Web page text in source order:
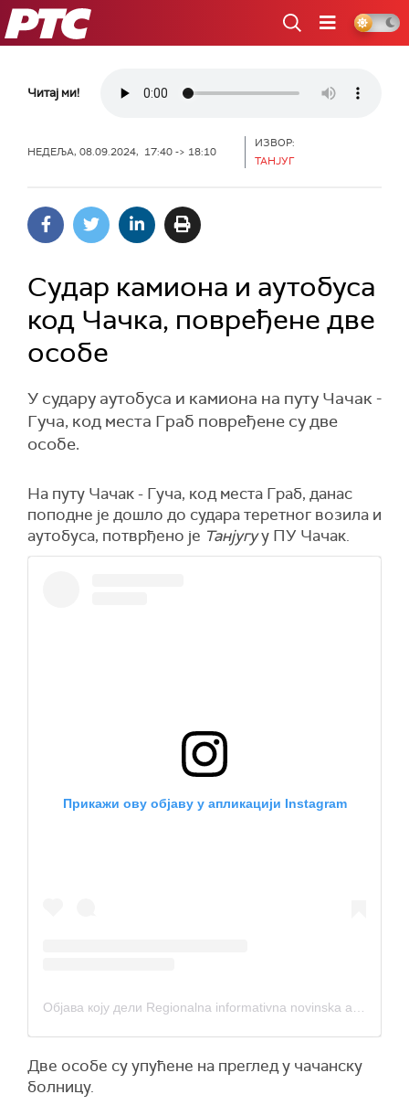
РТС
Читај ми!
НЕДЕЉА, 08.09.2024, 17:40 -> 18:10
ИЗВОР:
ТАНЈУГ
Судар камиона и аутобуса
код Чачка, повређене две
особе
У судару аутобуса и камиона на путу Чачак -
Гуча, код места Граб повређене су две
особе.
На путу Чачак - Гуча, код места Граб, данас
поподне је дошло до судара теретног возила и
аутобуса, потврђено је Танјугуу ПУ Чачак.
Прикажи ову објаву у апликацији Instagram
Две особе су упућене на преглед у чачанску
болницу.